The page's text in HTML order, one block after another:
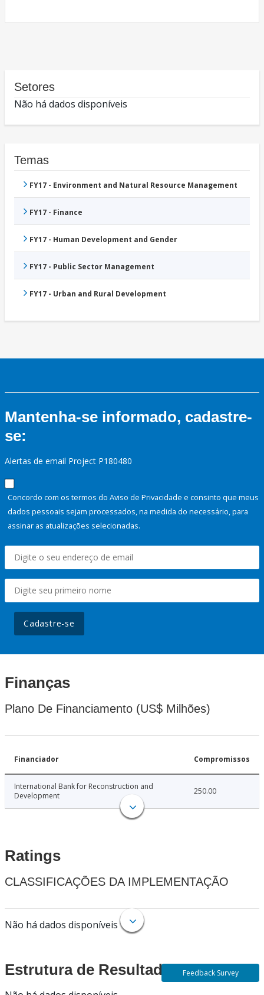
Setores
Não há dados disponíveis
Temas
FY17 - Environment and Natural Resource Management
FY17 - Finance
FY17 - Human Development and Gender
FY17 - Public Sector Management
FY17 - Urban and Rural Development
Mantenha-se informado, cadastre-
se:
Alertas de email Project P180480
Concordo com os termos do Aviso de Privacidade e consinto que meus
dados pessoais sejam processados, na medida do necessário, para
assinar as atualizações selecionadas.
Cadastre-se
Finanças
Plano De Financiamento (US$ Milhões)
Financiador Compromissos
International Bank for Reconstruction and
Development
250.00
Ratings
CLASSIFICAÇÕES DA IMPLEMENTAÇÃO
Não há dados disponíveis
Estrutura de Resultados Feedback Survey